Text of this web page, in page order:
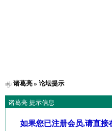
诸葛亮» 论坛提示
诸葛亮 提示信息
如果您已注册会员,请直接